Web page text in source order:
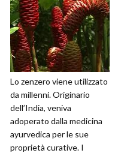
Lo zenzero viene utilizzato
da millenni. Originario
dell’India, veniva
adoperato dalla medicina
ayurvedica per le sue
proprietà curative. I